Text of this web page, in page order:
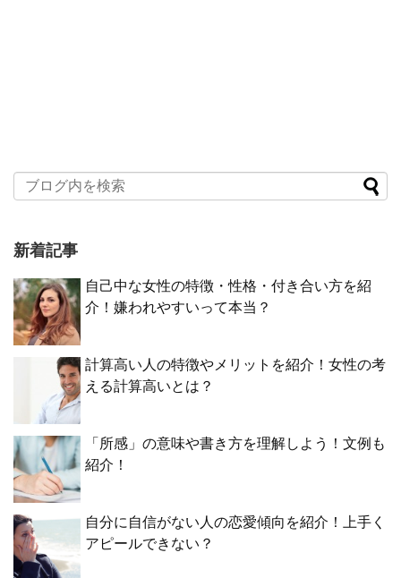
新着記事
自己中な女性の特徴・性格・付き合い方を紹
介！嫌われやすいって本当？
計算高い人の特徴やメリットを紹介！女性の考
える計算高いとは？
「所感」の意味や書き方を理解しよう！文例も
紹介！
自分に自信がない人の恋愛傾向を紹介！上手く
アピールできない？